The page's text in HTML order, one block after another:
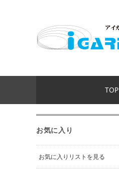
TOP
お気に入り
お気に入りリストを見る